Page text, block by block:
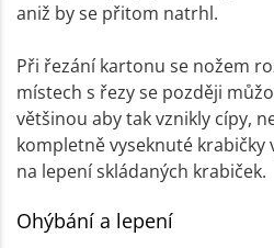
aniž by se přitom natrhl.
Při řezání kartonu se nožem
místech s řezy se později
většinou aby tak vznikly cípy,
kompletně vyseknuté
na lepení skládaných krabiček.
Ohýbání a lepení